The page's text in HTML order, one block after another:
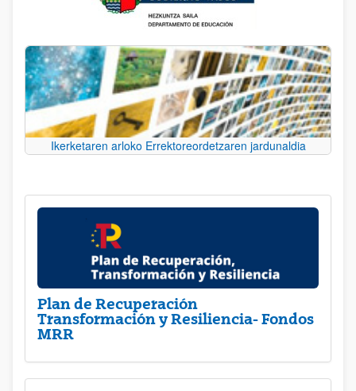
Ikerketaren arloko Errektoreordetzaren jardunaldia
Plan de Recuperación
Transformación y Resiliencia- Fondos
MRR